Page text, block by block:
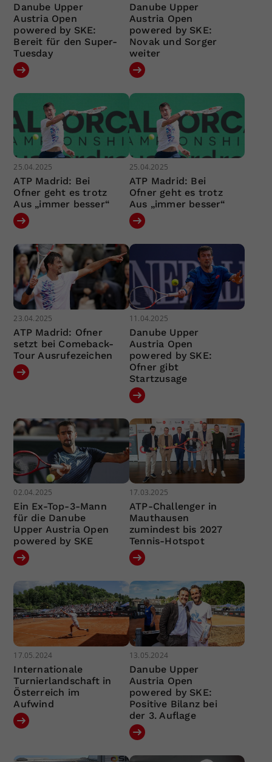
Danube Upper
Austria Open
powered by SKE:
Bereit für den Super-
Tuesday
Danube Upper
Austria Open
powered by SKE:
Novak und Sorger
weiter
25.04.2025
ATP Madrid: Bei
Ofner geht es trotz
Aus „immer besser“
25.04.2025
ATP Madrid: Bei
Ofner geht es trotz
Aus „immer besser“
23.04.2025
ATP Madrid: Ofner
setzt bei Comeback-
Tour Ausrufezeichen
11.04.2025
Danube Upper
Austria Open
powered by SKE:
Ofner gibt
Startzusage
02.04.2025
Ein Ex-Top-3-Mann
für die Danube
Upper Austria Open
powered by SKE
17.03.2025
ATP-Challenger in
Mauthausen
zumindest bis 2027
Tennis-Hotspot
17.05.2024
Internationale
Turnierlandschaft in
Österreich im
Aufwind
13.05.2024
Danube Upper
Austria Open
powered by SKE:
Positive Bilanz bei
der 3. Auflage